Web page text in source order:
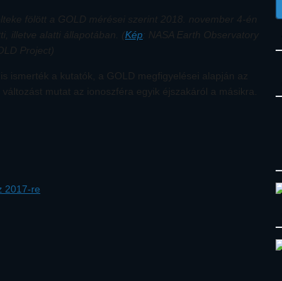
fölött a GOLD mérései szerint 2018. november 4-én
illetve alatti állapotában. (Kép: NASA Earth Observatory
Project)
ismerték a kutatók, a GOLD megfigyelései alapján az
mutat az ionoszféra egyik éjszakáról a másikra.
2017-re